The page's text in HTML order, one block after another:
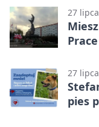
27
27
pies